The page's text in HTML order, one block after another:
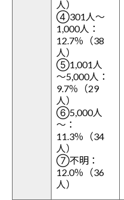
人）
④301人～
1,000人：
12.7％（38
人）
⑤1,001人
～5,000人：
9.7％（29
人）
⑥5,000人
～：
11.3％（34
人）
⑦不明：
12.0％（36
人）